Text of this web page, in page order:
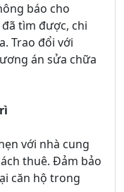
báo cho
tìm được, chi
Trao đổi với
án sửa chữa
với nhà cung
thuê. Đảm bảo
căn hộ trong